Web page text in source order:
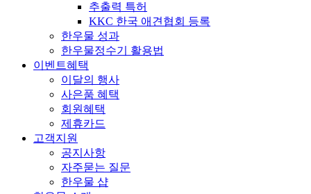
추출력 특허
KKC 한국 애견협회 등록
한우물 성과
한우물정수기 활용법
이벤트혜택
이달의 행사
사은품 혜택
회원혜택
제휴카드
고객지원
공지사항
자주묻는 질문
한우물 샵